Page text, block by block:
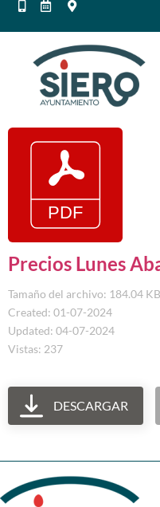
Precios Lunes
Tamaño del archivo: 184.04 KB
Created: 01-07-2024
Updated: 04-07-2024
Vistas: 237
DESCARGAR